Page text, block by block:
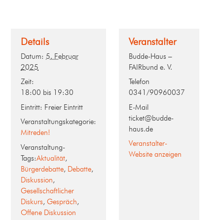
Details
Datum: 5. Februar
2025
Zeit:
18:00 bis 19:30
Eintritt: Freier Eintritt
Veranstaltungskategorie:
Mitreden!
Veranstaltung-
Tags:Aktualität,
Bürgerdebatte, Debatte,
Diskussion,
Gesellschaftlicher
Diskurs, Gespräch,
Offene Diskussion
Veranstalter
Budde-Haus –
FAIRbund e. V.
Telefon
0341/90960037
E-Mail
ticket@budde-
haus.de
Veranstalter-
Website anzeigen